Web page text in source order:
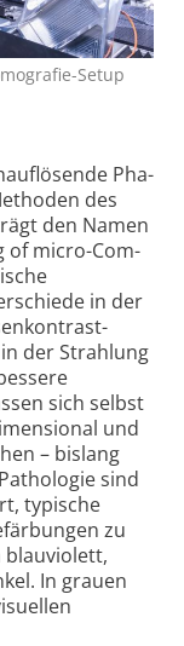
Setup
Pha­
des
den Namen
of micro-Com­
in der
der Strahlung
sich selbst
und
– bislang
sind
typische
zu
blauviolett,
In grauen